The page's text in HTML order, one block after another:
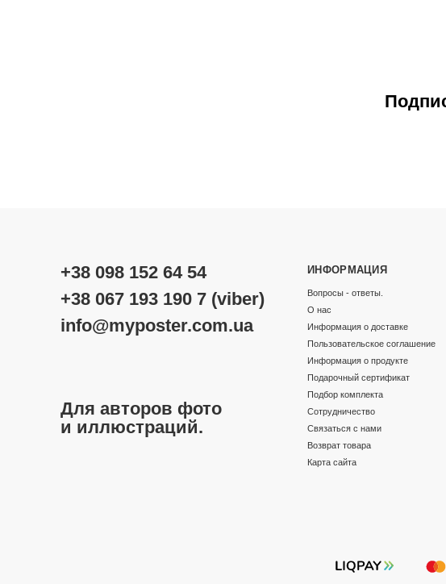
+38 098 152 64 54
+38 067 193 190 7 (viber)
info@myposter.com.ua
Для авторов фото
и иллюстраций.
ИНФОРМАЦИЯ
Вопросы - ответы.
О нас
Информация о доставке
Пользовательское соглашение
Информация о продукте
Подарочный сертификат
Подбор комплекта
Сотрудничество
Связаться с нами
Возврат товара
Карта сайта